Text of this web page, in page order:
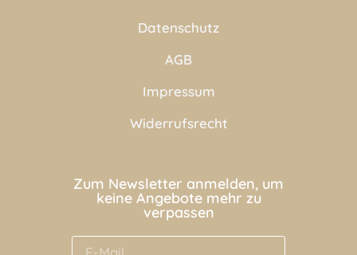
Datenschutz
AGB
Impressum
Widerrufsrecht
Zum Newsletter anmelden, um
keine Angebote mehr zu
verpassen